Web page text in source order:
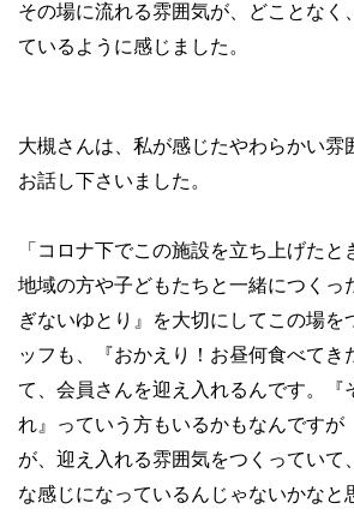
その場に流れる雰囲気が、どことなく
ているように感じました。
大槻さんは、私が感じたやわらかい雰
お話し下さいました。
「コロナ下でこの施設を立ち上げたと
地域の方や子どもたちと一緒につくっ
ぎないゆとり』を大切にしてこの場を
ッフも、『おかえり！お昼何食べてき
て、会員さんを迎え入れるんです。『
れ』っていう方もいるかもなんですが
が、迎え入れる雰囲気をつくっていて
な感じになっているんじゃないかなと